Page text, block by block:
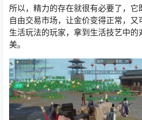
所以，精力的存在就很有必要了，它
自由交易市场，让金价变得正常，又
生活玩法的玩家，拿到生活技艺中的
美。